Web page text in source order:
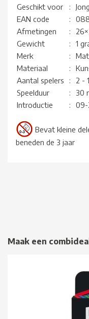
Geschikt voor
:
EAN code
:
Afmetingen
:
Gewicht
:
1
Merk
:
Materiaal
:
Aantal spelers
:
2 -
Speelduur
:
30
Introductie
: 09-
Bevat kleine
beneden de 3 jaar
Maak een